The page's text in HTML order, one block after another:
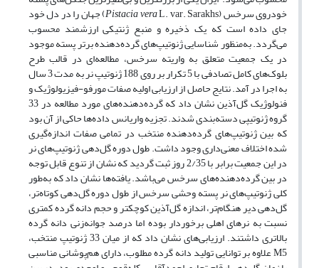
خودروی سرخس ( Pistacia veraL. var. Sarakhs) جهان را در دل ‏خود
جای داده است که یک ‏ذخیره و منبع ژنتیکی ارزشمند محسوب
می‌گردد. ‎به‌منظور شناسایی ژنوتیپ‌های گرده‌دهنده برتر پسته موجود
در یک جمعیت متعلق به واریته سرخس، مطالعه‌ای در قالب طرح
بلوک‌های کامل تصادفی با 5 تکرار بر روی 188 ژنوتیپ نر به مدت 3 سال
به اجرا در آمد. نتایج حاصل از ارزیابی اولیه صفات مورفو-فیزیولوژیک و
فنولوژیک گل‌آذین نشان داد که گرده‌دهنده‌های مورد مطالعه در 33
گروه ژنوتیپی دسته‌بندی شدند. تجزیه واریانس داده‌ها حاکی از آن بود
که بین ژنوتیپ‌های گرده‌دهنده منتخب در تمامی صفات اندازه‌گیری
شده اختلاف معنی‌داری وجود داشت. طول دوره گل‌دهی ژنوتیپ‌های نر
در این جمعیت برابر با 2/35 روز ثبت گردید که نشان از تنوع قابل توجه
در بین گرده‌دهنده‌های سرخس می‌باشد. یافته‌ها نشان داد که به‌طور
کلی ژنوتیپ‌های نر پسته وحشی سرخس از طول دوره گل‌دهی کوتاه‌تر،
گل‌دهی دیر هنگام‌تر، اندازه گل‌آذین کوچک­تر و حجم دانه گرده کمتری
نسبت به نرهای اهلی برخوردار بوده اما درصد جوانه‌زنی دانه گرده
بالاتری داشتند. ارزیابی‌های نشان داد که از میان 33 ژنوتیپ منتخب،
M5 علاوه بر توانایی تولید دانه گرده مطلوب، دارای هم‌پوشانی مناسبی